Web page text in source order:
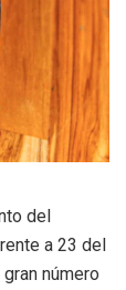
del
a 23 del
número